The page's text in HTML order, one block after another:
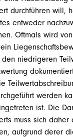
durchführen will,
entweder
Oftmals wird
niedrigeren
werden
ist. Die
muss sich daher
aufgrund derer